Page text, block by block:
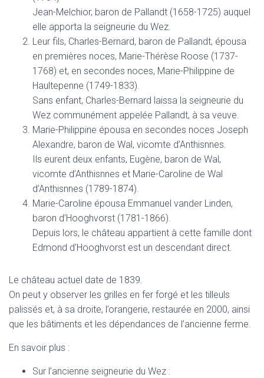
Jean-Melchior, baron de Pallandt (1658-1725) auquel
elle apporta la seigneurie du Wez.
Leur fils, Charles-Bernard, baron de Pallandt, épousa
en premières noces, Marie-Thérèse Roose (1737-
1768) et, en secondes noces, Marie-Philippine de
Haultepenne (1749-1833).
Sans enfant, Charles-Bernard laissa la seigneurie du
Wez communément appelée Pallandt, à sa veuve.
Marie-Philippine épousa en secondes noces Joseph
Alexandre, baron de Wal, vicomte d’Anthisnnes.
Ils eurent deux enfants, Eugène, baron de Wal,
vicomte d’Anthisnnes et Marie-Caroline de Wal
d’Anthisnnes (1789-1874).
Marie-Caroline épousa Emmanuel vander Linden,
baron d’Hooghvorst (1781-1866).
Depuis lors, le château appartient à cette famille dont
Edmond d’Hooghvorst est un descendant direct.
Le château actuel date de 1839.
On peut y observer les grilles en fer forgé et les tilleuls
palissés et, à sa droite, l’orangerie, restaurée en 2000, ainsi
que les bâtiments et les dépendances de l’ancienne ferme.
En savoir plus :
Sur l’ancienne seigneurie du Wez :